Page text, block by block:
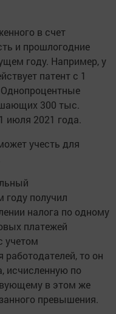
в счет
и прошлогодние
году. Например, у
патент с 1
Однопроцентные
300 тыс.
июля 2021 года.
учесть для
году получил
налога по одному
платежей
учетом
работодателей, то он
исчисленную по
в этом же
превышения.